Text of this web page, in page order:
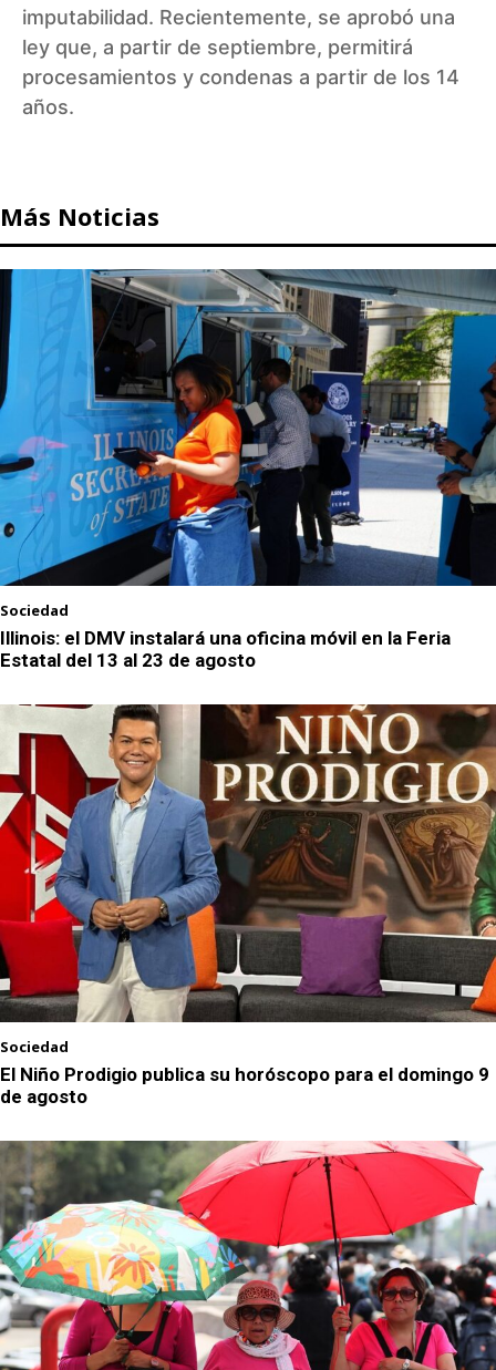
imputabilidad. Recientemente, se aprobó una
ley que, a partir de septiembre, permitirá
procesamientos y condenas a partir de los 14
años.
Más Noticias
Sociedad
Illinois: el DMV instalará una oficina móvil en la Feria
Estatal del 13 al 23 de agosto
Sociedad
El Niño Prodigio publica su horóscopo para el domingo 9
de agosto